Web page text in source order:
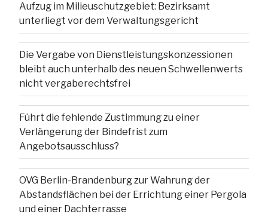
Aufzug im Milieuschutzgebiet: Bezirksamt
unterliegt vor dem Verwaltungsgericht
Die Vergabe von Dienstleistungskonzessionen
bleibt auch unterhalb des neuen Schwellenwerts
nicht vergaberechtsfrei
Führt die fehlende Zustimmung zu einer
Verlängerung der Bindefrist zum
Angebotsausschluss?
OVG Berlin-Brandenburg zur Wahrung der
Abstandsflächen bei der Errichtung einer Pergola
und einer Dachterrasse